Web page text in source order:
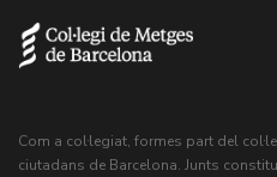
Com a col·legiat, formes part del
ciutadans de Barcelona. Junts